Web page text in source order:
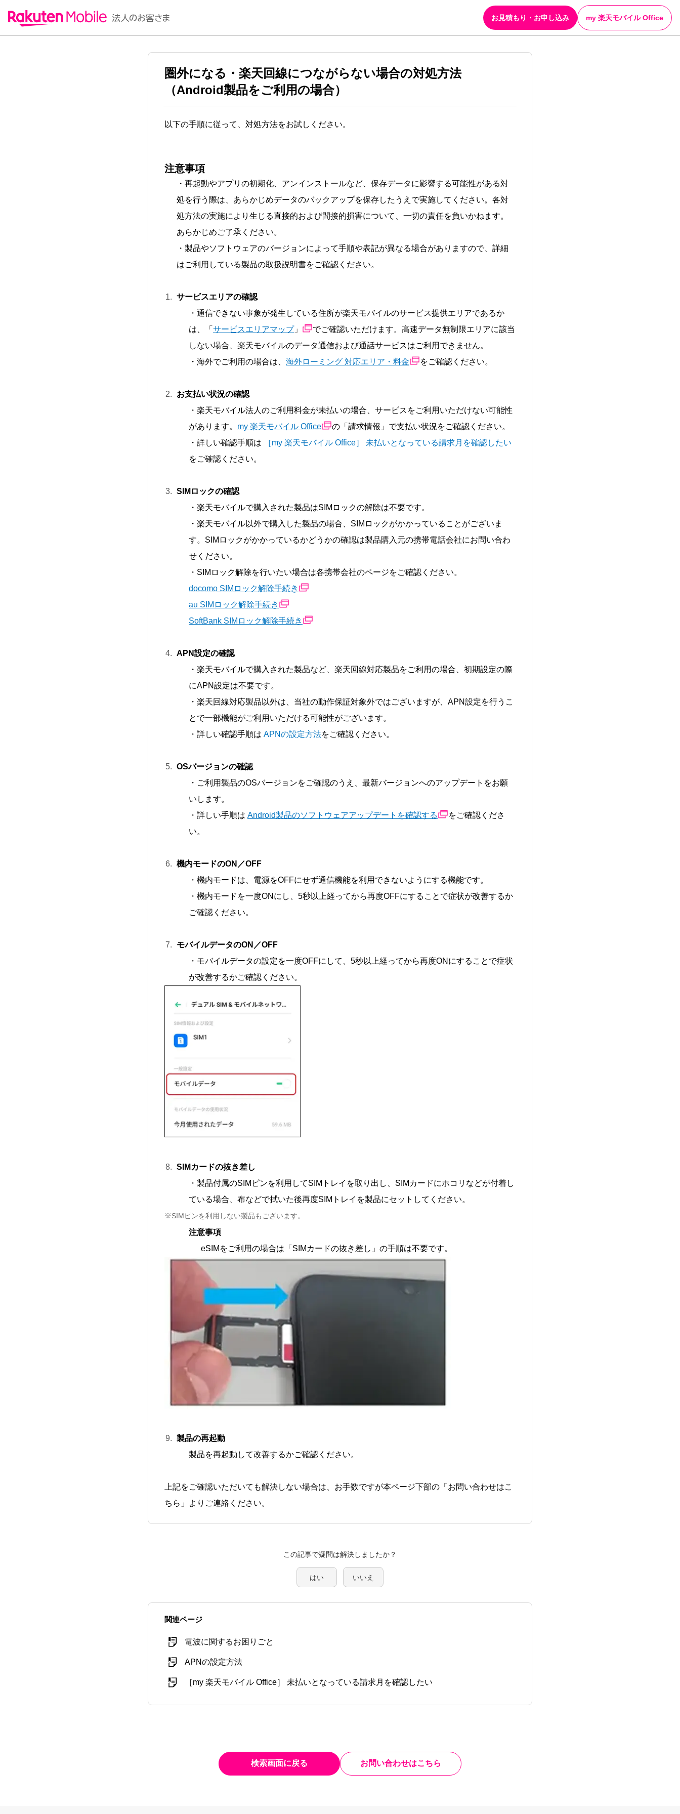
お見積もり・お申し込み my 楽天モバイル Office
圏外になる・楽天回線につながらない場合の対処方法
（Android製品をご利用の場合）
以下の手順に従って、対処方法をお試しください。
注意事項
・再起動やアプリの初期化、アンインストールなど、保存データに影響する可能性がある対
処を行う際は、あらかじめデータのバックアップを保存したうえで実施してください。各対
処方法の実施により生じる直接的および間接的損害について、一切の責任を負いかねます。
あらかじめご了承ください。
・製品やソフトウェアのバージョンによって手順や表記が異なる場合がありますので、詳細
はご利用している製品の取扱説明書をご確認ください。
サービスエリアの確認
・通信できない事象が発生している住所が楽天モバイルのサービス提供エリアであるか
は、「 サービスエリアマップ」
でご確認いただけます。高速データ無制限エリアに該当
しない場合、楽天モバイルのデータ通信および通話サービスはご利用できません。
・海外でご利用の場合は、 海外ローミング 対応エリア・料金 をご確認ください。
お支払い状況の確認
・楽天モバイル法人のご利用料金が未払いの場合、サービスをご利用いただけない可能性
があります。 my 楽天モバイル Office
の「請求情報」で支払い状況をご確認ください。
・詳しい確認手順は
［my 楽天モバイル Office］ 未払いとなっている請求月を確認したい
をご確認ください。
SIMロックの確認
・楽天モバイルで購入された製品はSIMロックの解除は不要です。
・楽天モバイル以外で購入した製品の場合、SIMロックがかかっていることがございま
す。SIMロックがかかっているかどうかの確認は製品購入元の携帯電話会社にお問い合わ
せください。
・SIMロック解除を行いたい場合は各携帯会社のページをご確認ください。
docomo SIMロック解除手続き
au SIMロック解除手続き
SoftBank SIMロック解除手続き
APN設定の確認
・楽天モバイルで購入された製品など、楽天回線対応製品をご利用の場合、初期設定の際
にAPN設定は不要です。
・楽天回線対応製品以外は、当社の動作保証対象外ではございますが、APN設定を行うこ
とで一部機能がご利用いただける可能性がございます。
・詳しい確認手順は APNの設定方法をご確認ください。
OSバージョンの確認
・ご利用製品のOSバージョンをご確認のうえ、最新バージョンへのアップデートをお願
いします。
・詳しい手順は Android製品のソフトウェアアップデートを確認する
をご確認くださ
い。
機内モードのON／OFF
・機内モードは、電源をOFFにせず通信機能を利用できないようにする機能です。
・機内モードを一度ONにし、5秒以上経ってから再度OFFにすることで症状が改善するか
ご確認ください。
モバイルデータのON／OFF
・モバイルデータの設定を一度OFFにして、5秒以上経ってから再度ONにすることで症状
が改善するかご確認ください。
SIMカードの抜き差し
・製品付属のSIMピンを利用してSIMトレイを取り出し、SIMカードにホコリなどが付着し
ている場合、布などで拭いた後再度SIMトレイを製品にセットしてください。
※SIMピンを利用しない製品もございます。
注意事項
eSIMをご利用の場合は「SIMカードの抜き差し」の手順は不要です。
製品の再起動
製品を再起動して改善するかご確認ください。
上記をご確認いただいても解決しない場合は、お手数ですが本ページ下部の「お問い合わせはこ
ちら」よりご連絡ください。
この記事で疑問は解決しましたか？
はい いいえ
関連ページ
電波に関するお困りごと
APNの設定方法
［my 楽天モバイル Office］ 未払いとなっている請求月を確認したい
検索画面に戻る お問い合わせはこちら